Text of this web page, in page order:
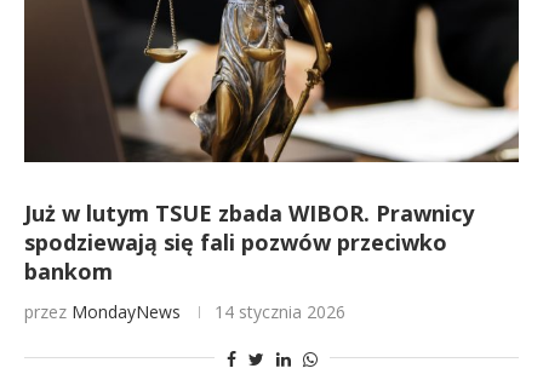
Już w lutym TSUE zbada WIBOR. Prawnicy
spodziewają się fali pozwów przeciwko
bankom
przez MondayNews 14 stycznia 2026